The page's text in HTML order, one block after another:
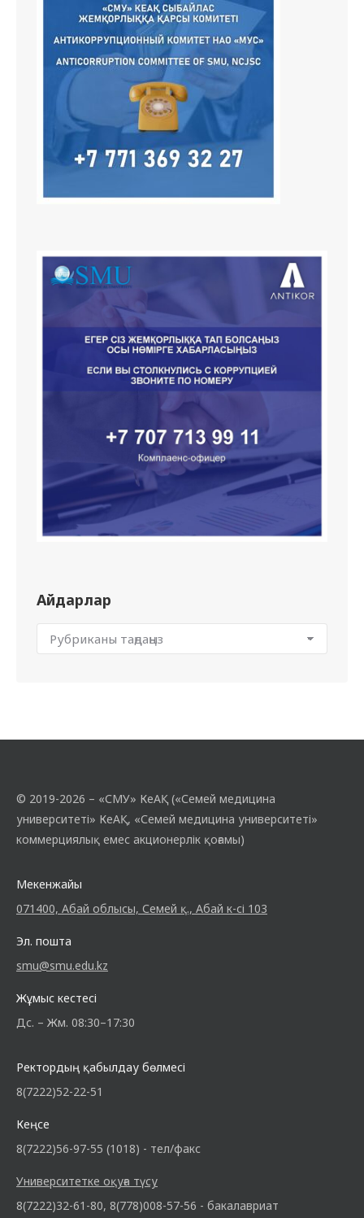
Айдарлар
© 2019-2026 – «СМУ» КеАҚ («Семей медицина
университеті» КеАҚ, «Семей медицина университеті»
коммерциялық емес акционерлік қоғамы)
Мекенжайы
071400, Абай облысы, Семей қ., Абай к-сі 103
Эл. пошта
smu@smu.edu.kz
Жұмыс кестесі
Дс. – Жм. 08:30–17:30
Ректордың қабылдау бөлмесі
8(7222)52-22-51
Кеңсе
8(7222)56-97-55 (1018) - тел/факс
Университетке оқуға түсу
8(7222)32-61-80, 8(778)008-57-56 - бакалавриат